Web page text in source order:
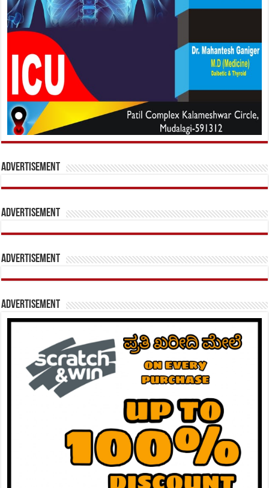
Advertisement
Advertisement
Advertisement
Advertisement